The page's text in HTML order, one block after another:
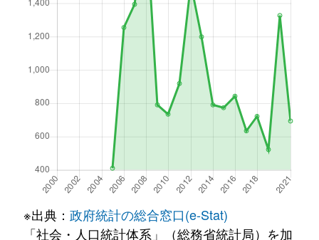
※出典： 政府統計の総合窓口(e-Stat)
「社会・人口統計体系」（総務省統計局）を加